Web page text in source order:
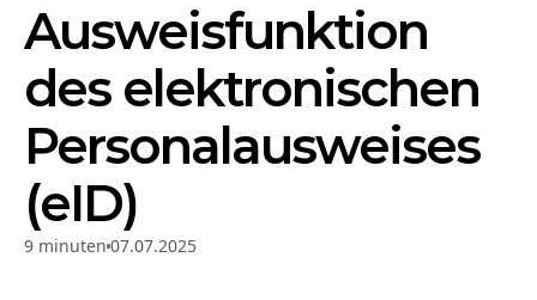
Ausweisfunktion
des elektronischen
Personalausweises
(eID)
9 minuten 07.07.2025